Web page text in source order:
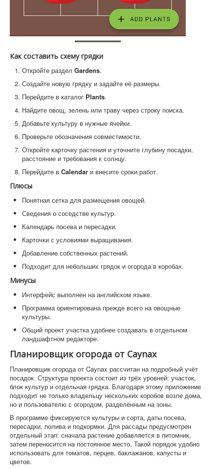
Как составить схему грядки
Откройте раздел Gardens.
Создайте новую грядку и задайте её размеры.
Перейдите в каталог Plants.
Найдите овощ, зелень или траву через строку поиска.
Добавьте культуру в нужные ячейки.
Проверьте обозначения совместимости.
Откройте карточку растения и уточните глубину посадки,
расстояние и требования к солнцу.
Перейдите в Calendar и внесите сроки работ.
Плюсы
Понятная сетка для размещения овощей.
Сведения о соседстве культур.
Календарь посева и пересадки.
Карточки с условиями выращивания.
Добавление собственных растений.
Подходит для небольших грядок и огорода в коробах.
Минусы
Интерфейс выполнен на английском языке.
Программа ориентирована прежде всего на овощные
культуры.
Общий проект участка удобнее создавать в отдельном
ландшафтном редакторе.
Планировщик огорода от Caynax
Планировщик огорода от Caynax рассчитан на подробный учёт
посадок. Структура проекта состоит из трёх уровней: участок,
блок культур и отдельная грядка. Благодаря этому приложение
подходит не только владельцу нескольких коробов возле дома,
но и пользователю с огородом, разделённым на зоны.
В программе фиксируются культуры и сорта, даты посева,
пересадки, полива и подкормки. Для рассады предусмотрен
отдельный этап: сначала растение добавляется в питомник,
затем переносится на постоянное место. Такой порядок удобно
использовать для томатов, перцев, баклажанов, капусты и
цветов.